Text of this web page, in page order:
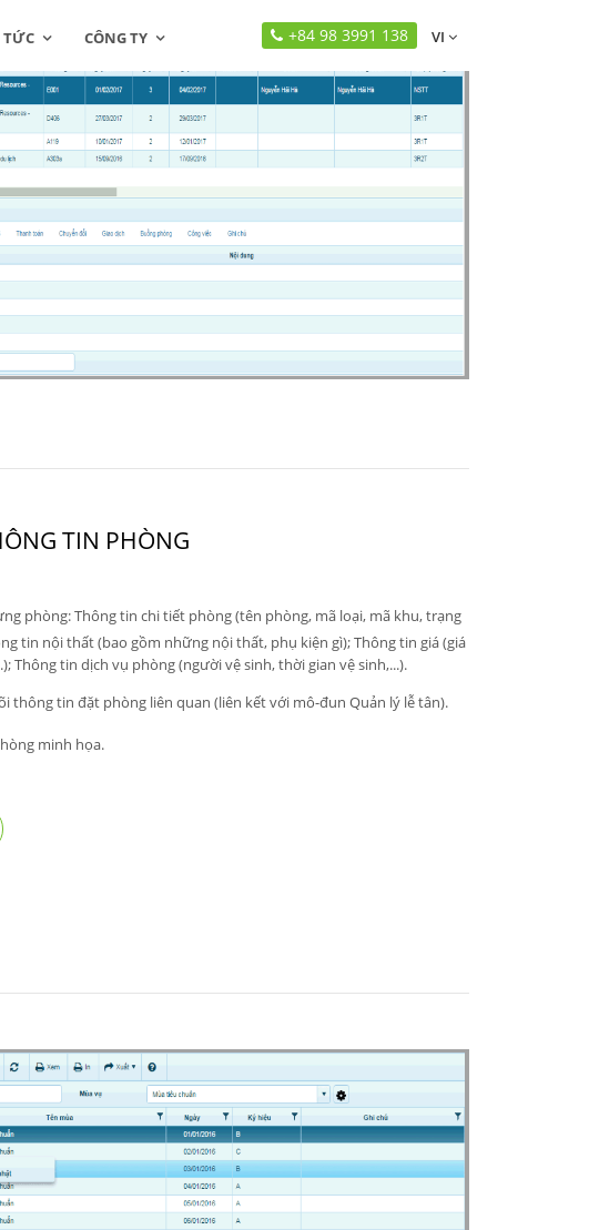
CÔNG TY +84 98 3991 138 VI
TIN PHÒNG
phòng: Thông tin chi tiết phòng (tên phòng, mã loại, mã khu, trạng
tin nội thất (bao gồm những nội thất, phụ kiện gì); Thông tin giá (giá
Thông tin dịch vụ phòng (người vệ sinh, thời gian vệ sinh,...).
thông tin đặt phòng liên quan (liên kết với mô-đun Quản lý lễ tân).
minh họa.